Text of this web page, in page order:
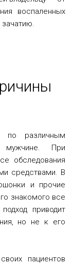
воспаленных
зачатию.
по различным
мужчине. При
обследования
средствами. В
и прочие
знакомого все
приводит
но не к его
пациентов